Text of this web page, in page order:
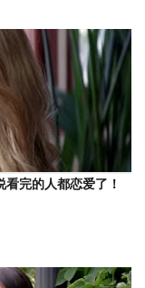
看完的人都恋爱了！